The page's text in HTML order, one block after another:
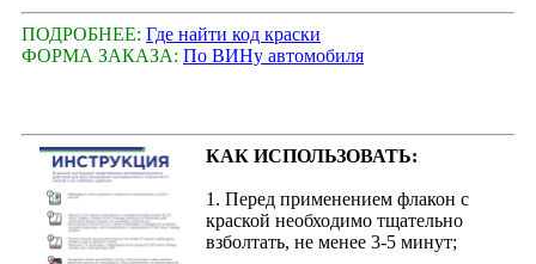
ПОДРОБНЕЕ: Где найти код краски
ФОРМА ЗАКАЗА: По ВИНу автомобиля
КАК ИСПОЛЬЗОВАТЬ:
1. Перед применением флакон с
краской необходимо тщательно
взболтать, не менее 3-5 минут;